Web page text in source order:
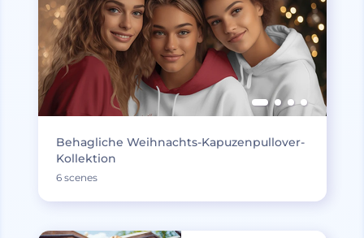
Behagliche Weihnachts-Kapuzenpullover-
Kollektion
6 scenes